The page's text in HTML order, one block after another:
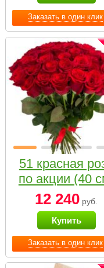
Заказать в один клик
Заказать в один клик
51 красная
по акции (40
12 240 руб.
Купить